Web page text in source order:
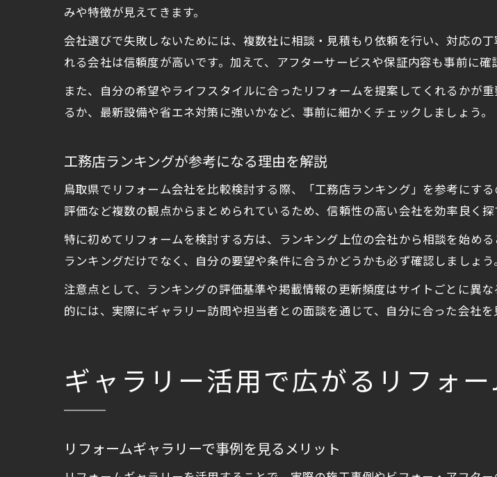
みや特徴が見えてきます。
会社選びで失敗しないためには、複数社に相談・見積もり依頼を行い、対応の
れる会社は信頼度が高いです。加えて、アフターサービスや保証内容も事前に確
また、自分の希望やライフスタイルに合ったリフォームを提案してくれるかが
るか、最新設備や省エネ対策に強いかなど、事前に細かくチェックしましょう。
工務店ランキングが参考になる理由を解説
鳥取県でリフォーム会社を比較検討する際、「工務店ランキング」を参考にす
評価など複数の観点からまとめられているため、信頼性の高い会社を効率良く探
特に初めてリフォームを検討する方は、ランキング上位の会社から相談を始め
ランキングだけでなく、自分の要望や条件に合うかどうかも必ず確認しましょう
注意点として、ランキングの評価基準や掲載情報の更新頻度はサイトごとに異
的には、実際にギャラリー訪問や担当者との面談を通じて、自分に合った会社を
ギャラリー活用で広がるリフォー
リフォームギャラリーで事例を見るメリット